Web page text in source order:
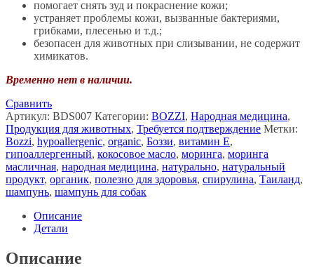
помогает снять зуд и покраснение кожи;
устраняет проблемы кожи, вызванные бактериями,
грибками, плесенью и т.д.;
безопасен для животных при слизывании, не содержит
химикатов.
Временно нет в наличии.
Сравнить
Артикул: BDS007 Категории: BOZZI, Народная медицина,
Продукция для животных, Требуется подтверждение Метки:
Bozzi, hypoallergenic, organic, Боззи, витамин E,
гипоаллергенный, кокосовое масло, моринга, моринга
масличная, народная медицина, натурально, натуральный
продукт, органик, полезно для здоровья, спирулина, Таиланд,
шампунь, шампунь для собак
Описание
Детали
Описание